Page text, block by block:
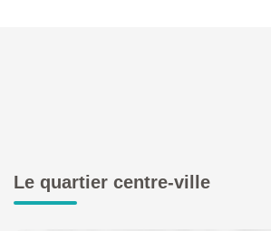
Le quartier centre-ville